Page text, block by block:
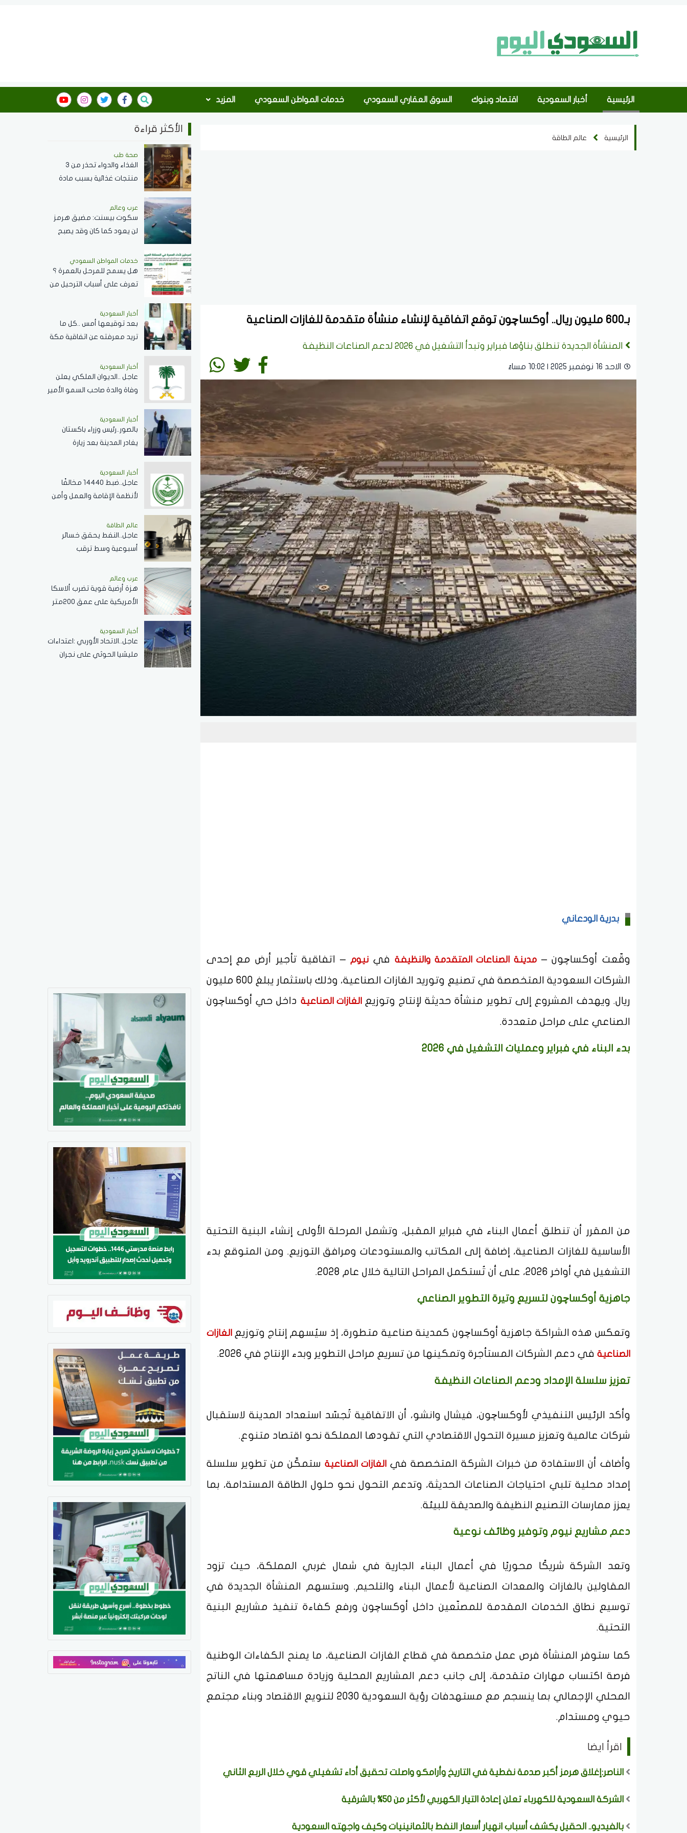
الرئيسية أخبار السعودية اقتصاد وبنوك السوق العقاري السعودي خدمات المواطن السعودي المزيد
الرئيسية عالم الطاقة
بـ600 مليون ريال.. أوكساچون توقع اتفاقية لإنشاء منشأة متقدمة للغازات الصناعية
المنشأة الجديدة تنطلق بناؤها فبراير وتبدأ التشغيل في 2026 لدعم الصناعات النظيفة
الاحد 16 نوفمبر 2025 | 10:02 مساءً
بدرية الودعاني
وقّعت أوكساچون – مدينة الصناعات المتقدمة والنظيفة فينيوم – اتفاقية تأجير أرض مع إحدى
الشركات السعودية المتخصصة في تصنيع وتوريد الغازات الصناعية، وذلك باستثمار يبلغ 600 مليون
ريال. ويهدف المشروع إلى تطوير منشأة حديثة لإنتاج وتوزيعالغازات الصناعية داخل حي أوكساچون
الصناعي على مراحل متعددة.
بدء البناء في فبراير وعمليات التشغيل في 2026
من المقرر أن تنطلق أعمال البناء في فبراير المقبل، وتشمل المرحلة الأولى إنشاء البنية التحتية
الأساسية للغازات الصناعية، إضافة إلى المكاتب والمستودعات ومرافق التوزيع. ومن المتوقع بدء
التشغيل في أواخر 2026، على أن تُستكمل المراحل التالية خلال عام 2028.
جاهزية أوكساچون لتسريع وتيرة التطوير الصناعي
وتعكس هذه الشراكة جاهزية أوكساچون كمدينة صناعية متطورة، إذ سيُسهم إنتاج وتوزيعالغازات
الصناعية في دعم الشركات المستأجرة وتمكينها من تسريع مراحل التطوير وبدء الإنتاج في 2026.
تعزيز سلسلة الإمداد ودعم الصناعات النظيفة
وأكد الرئيس التنفيذي لأوكساچون، فيشال وانشو، أن الاتفاقية تُجسّد استعداد المدينة لاستقبال
شركات عالمية وتعزيز مسيرة التحول الاقتصادي التي تقودها المملكة نحو اقتصاد متنوع.
وأضاف أن الاستفادة من خبرات الشركة المتخصصة فيالغازات الصناعية ستمكّن من تطوير سلسلة
إمداد محلية تلبي احتياجات الصناعات الحديثة، وتدعم التحول نحو حلول الطاقة المستدامة، بما
يعزز ممارسات التصنيع النظيفة والصديقة للبيئة.
دعم مشاريع نيوم وتوفير وظائف نوعية
وتعد الشركة شريكًا محوريًا في أعمال البناء الجارية في شمال غربي المملكة، حيث تزود
المقاولين بالغازات والمعدات الصناعية لأعمال البناء والتلحيم. وستسهم المنشأة الجديدة في
توسيع نطاق الخدمات المقدمة للمصنّعين داخل أوكساچون ورفع كفاءة تنفيذ مشاريع البنية
التحتية.
كما ستوفر المنشأة فرص عمل متخصصة في قطاع الغازات الصناعية، ما يمنح الكفاءات الوطنية
فرصة اكتساب مهارات متقدمة، إلى جانب دعم المشاريع المحلية وزيادة مساهمتها في الناتج
المحلي الإجمالي بما ينسجم مع مستهدفات رؤية السعودية 2030 لتنويع الاقتصاد وبناء مجتمع
حيوي ومستدام.
اقرأ ايضا
الناصر:إغلاق هرمز أكبر صدمة نفطية في التاريخ وأرامكو واصلت تحقيق أداء تشغيلي قوي خلال الربع الثاني
الشركة السعودية للكهرباء تعلن إعادة التيار الكهربي لأكثر من 50% بالشرقية
بالفيديو.. الحقيل يكشف أسباب انهيار أسعار النفط بالثمانينيات وكيف واجهته السعودية
الأكثر قراءة
صحة طب
الغذاء والدواء تحذر من 3
منتجات غذائية بسبب مادة
استهلاكها
عرب وعالم
سكوت بيسنت: مضيق هرمز
لن يعود كما كان وقد يصبح
خدمات المواطن السعودي
هل يسمح للمرحل بالعمرة ؟
تعرف على أسباب الترحيل من
أخبار السعودية
بعد توقيعها أمس ..كل ما
تريد معرفته عن اتفاقية مكة
ودورها في تعزيز السلام
والردع
أخبار السعودية
عاجل ..الديوان الملكي يعلن
وفاة والدة صاحب السمو الأمير
جلوي آل سعود
أخبار السعودية
بالصور..رئيس وزراء باكستان
يغادر المدينة بعد زيارة
أخبار السعودية
عاجل..ضبط 14440 مخالفًا
لأنظمة الإقامة والعمل وأمن
عالم الطاقة
عاجل..النفط يحقق خسائر
أسبوعية وسط ترقب
عرب وعالم
هزة أرضية قوية تضرب ألاسكا
الأمريكية على عمق 200متر
أخبار السعودية
عاجل..الاتحاد الأوربي :اعتداءات
مليشيا الحوثي على نجران